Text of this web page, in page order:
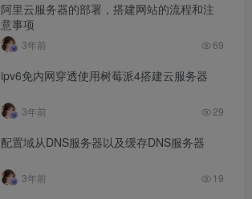
阿里云服务器的部署，搭建网站的流程和注
意事项
3年前 69
ipv6免内网穿透使用树莓派4搭建云服务器
3年前 29
配置域从DNS服务器以及缓存DNS服务器
3年前 19